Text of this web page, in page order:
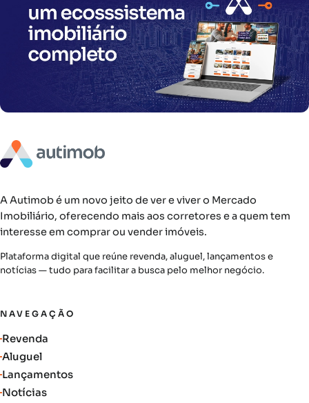
A Autimob é um novo jeito de ver e viver o Mercado
Imobiliário, oferecendo mais aos corretores e a quem tem
interesse em comprar ou vender imóveis.
Plataforma digital que reúne revenda, aluguel, lançamentos e
notícias — tudo para facilitar a busca pelo melhor negócio.
NAVEGAÇÃO
Revenda
Aluguel
Lançamentos
Notícias